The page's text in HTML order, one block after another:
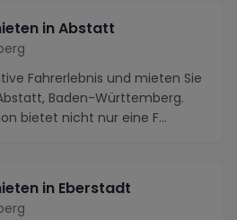
in Abstatt
Fahrerlebnis und mieten Sie
Baden-Württemberg.
bietet nicht nur eine F...
in Eberstadt